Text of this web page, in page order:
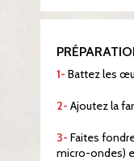
1- Battez les
2- Ajoutez la
3- Faites
micro-ondes)